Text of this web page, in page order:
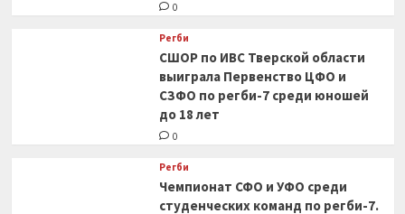
0
Регби
СШОР по ИВС Тверской области
выиграла Первенство ЦФО и
СЗФО по регби-7 среди юношей
до 18 лет
0
Регби
Чемпионат СФО и УФО среди
студенческих команд по регби-7.